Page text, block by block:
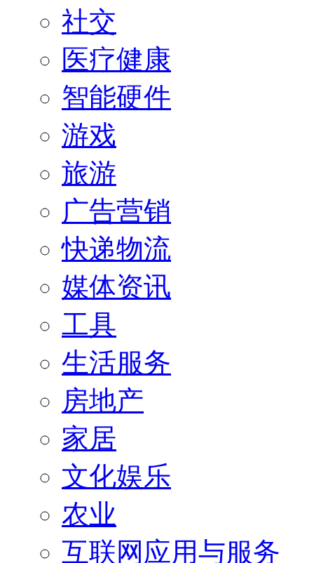
社交
医疗健康
智能硬件
游戏
旅游
广告营销
快递物流
媒体资讯
工具
生活服务
房地产
家居
文化娱乐
农业
互联网应用与服务